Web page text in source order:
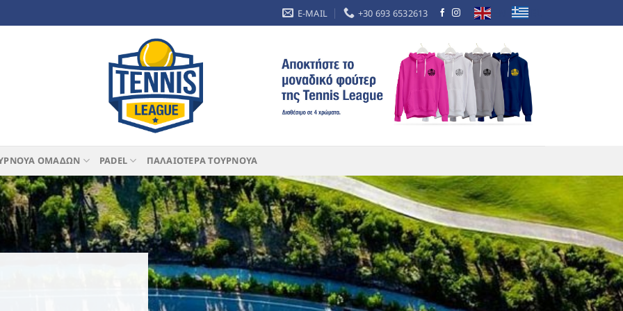
E-MAIL +30 693 6532613
ΟΜΑΔΩΝ PADEL ΠΑΛΑΙΟΤΕΡΑ ΤΟΥΡΝΟΥΑ